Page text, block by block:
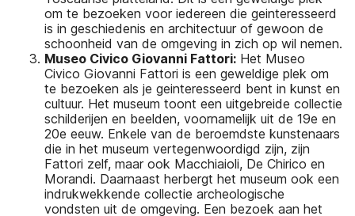
om te bezoeken voor iedereen die geinteresseerd
is in geschiedenis en architectuur of gewoon de
schoonheid van de omgeving in zich op wil nemen.
Museo Civico Giovanni Fattori: Het Museo
Civico Giovanni Fattori is een geweldige plek om
te bezoeken als je geinteresseerd bent in kunst en
cultuur. Het museum toont een uitgebreide collectie
schilderijen en beelden, voornamelijk uit de 19e en
20e eeuw. Enkele van de beroemdste kunstenaars
die in het museum vertegenwoordigd zijn, zijn
Fattori zelf, maar ook Macchiaioli, De Chirico en
Morandi. Daarnaast herbergt het museum ook een
indrukwekkende collectie archeologische
vondsten uit de omgeving. Een bezoek aan het